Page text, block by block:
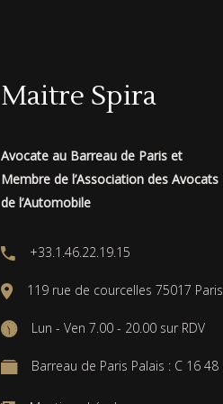
Maitre Spira
Avocate au Barreau de Paris et
Membre de l’Association des Avocats
de l’Automobile
+33.1.46.22.19.15
119 rue de courcelles 75017 Paris
Lun - Ven 7.00 - 20.00 sur RDV
Barreau de Paris Palais : C 16 48